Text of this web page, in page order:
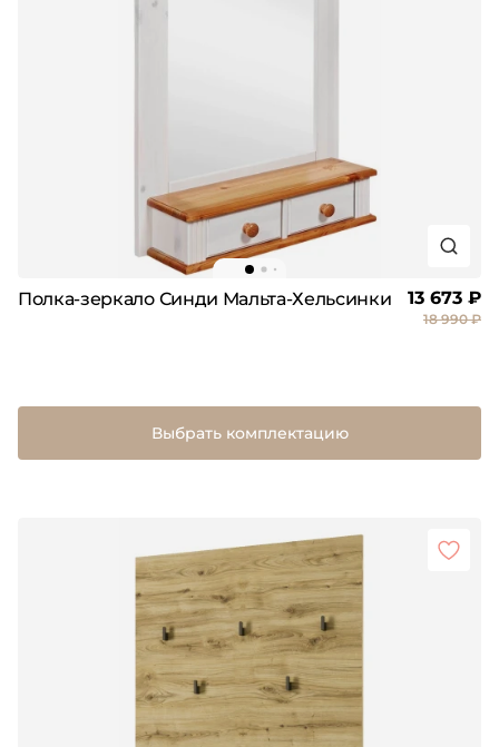
Полка-зеркало Синди Мальта-Хельсинки 13 673 ₽
18 990 ₽
Выбрать комплектацию